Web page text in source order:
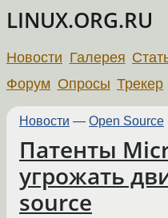
LINUX.ORG.RU
Новости Галерея
Форум Опросы Трекер
Новости — Open Source
Патенты
угрожать
source